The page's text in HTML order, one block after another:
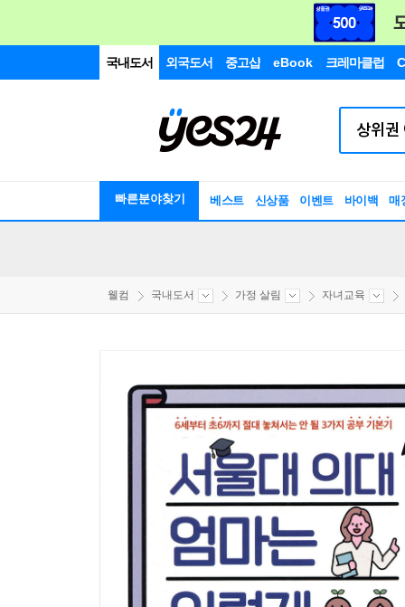
국내도서 외국도서 중고샵 eBook 크레마클럽
빠른분야찾기 베스트 신상품 이벤트 바이백 매
웰컴 국내도서 가정 살림 자녀교육